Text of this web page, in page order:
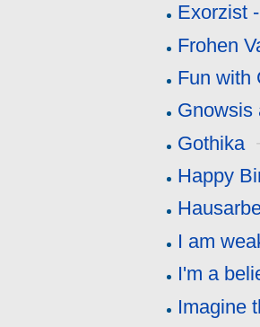
Exorzist
Frohen
Fun with
Gnowsis
Gothika
Happy
I am
I'm a
Imagine